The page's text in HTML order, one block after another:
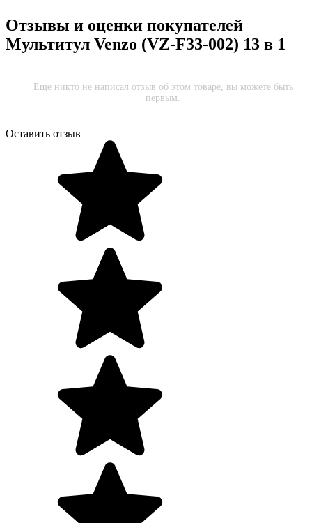
Отзывы и оценки покупателей
Мультитул Venzo (VZ-F33-002) 13 в 1
Еще никто не написал отзыв об этом товаре, вы можете быть
первым.
Оставить отзыв